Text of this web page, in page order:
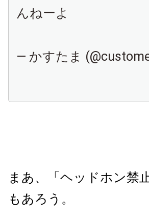
んねーよ
— かすたま
まあ、「ヘッドホン禁
もあろう。